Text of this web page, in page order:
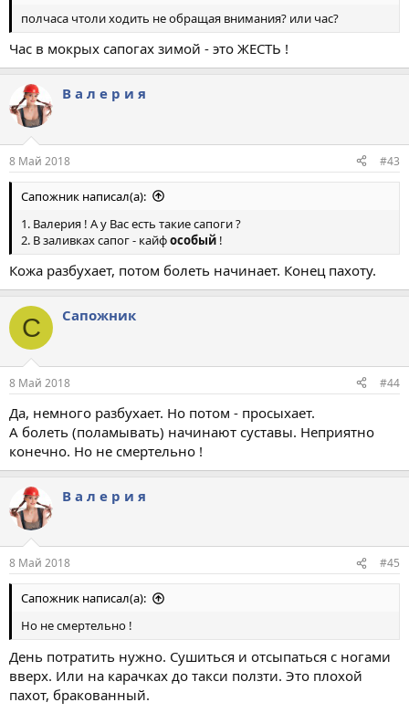
полчаса чтоли ходить не обращая внимания? или час?
Час в мокрых сапогах зимой - это ЖЕСТЬ !
В а л е р и я
8 Май 2018 #43
Сапожник написал(а):
1. Валерия ! А у Вас есть такие сапоги ?
2. В заливках сапог - кайфособый !
Кожа разбухает, потом болеть начинает. Конец пахоту.
С Сапожник
8 Май 2018 #44
Да, немного разбухает. Но потом - просыхает.
А болеть (поламывать) начинают суставы. Неприятно
конечно. Но не смертельно !
В а л е р и я
8 Май 2018 #45
Сапожник написал(а):
Но не смертельно !
День потратить нужно. Сушиться и отсыпаться с ногами
вверх. Или на карачках до такси ползти. Это плохой
пахот, бракованный.